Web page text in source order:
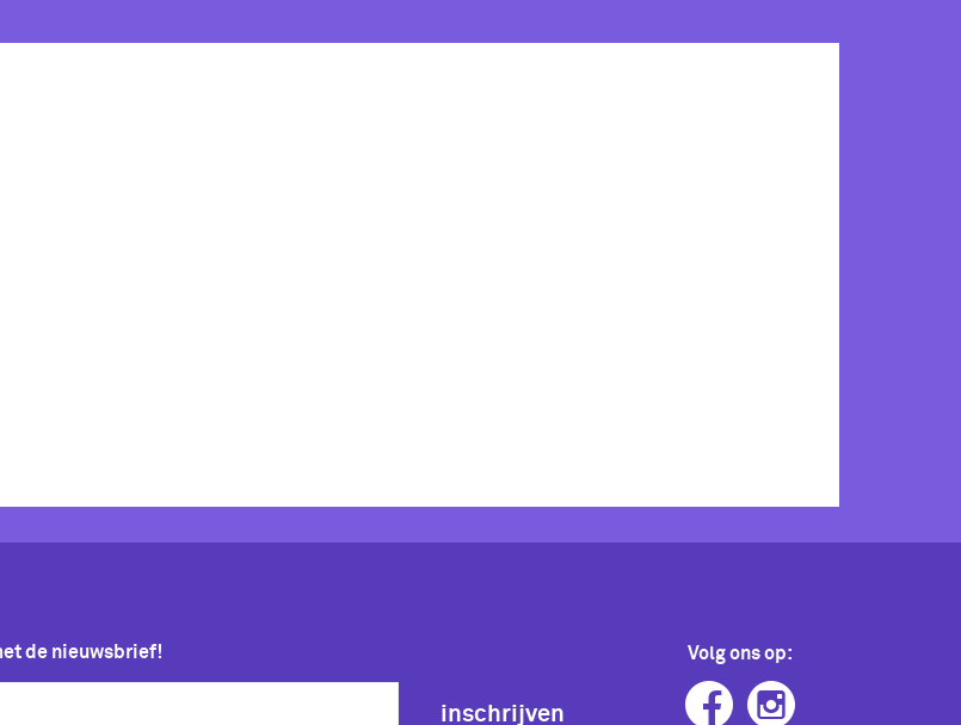
de nieuwsbrief!
inschrijven
Volg ons op: